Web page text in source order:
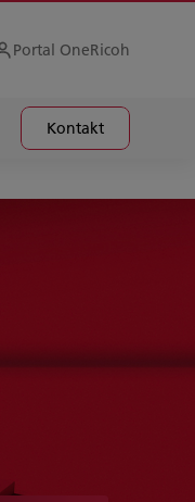
Portal OneRicoh
Kontakt